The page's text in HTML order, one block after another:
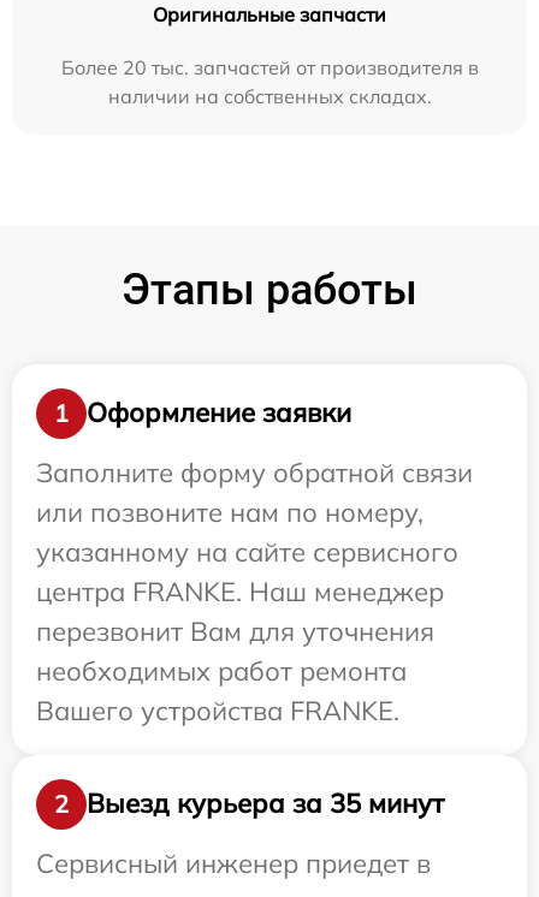
Оригинальные запчасти
Более 20 тыс. запчастей от производителя в
наличии на собственных складах.
Этапы работы
1
Оформление заявки
Заполните форму обратной связи
или позвоните нам по номеру,
указанному на сайте сервисного
центра FRANKE. Наш менеджер
перезвонит Вам для уточнения
необходимых работ ремонта
Вашего устройства FRANKE.
2
Выезд курьера за 35 минут
Сервисный инженер приедет в